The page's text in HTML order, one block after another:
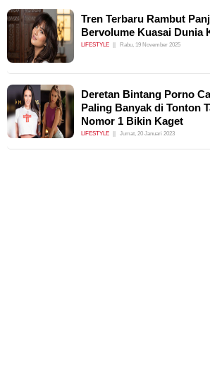
Tren Terbaru Rambut
Bervolume Kuasai Dunia
LIFESTYLE Rabu, 19 November 2025
Deretan Bintang Porno
Paling Banyak di Tonton
Nomor 1 Bikin Kaget
LIFESTYLE Jumat, 20 Januari 2023